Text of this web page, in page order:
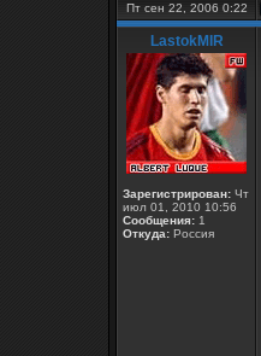
Пт сен 22, 2006 0:22
LastokMIR
Зарегистрирован: Чт
июл 01, 2010 10:56
Сообщения: 1
Откуда: Россия